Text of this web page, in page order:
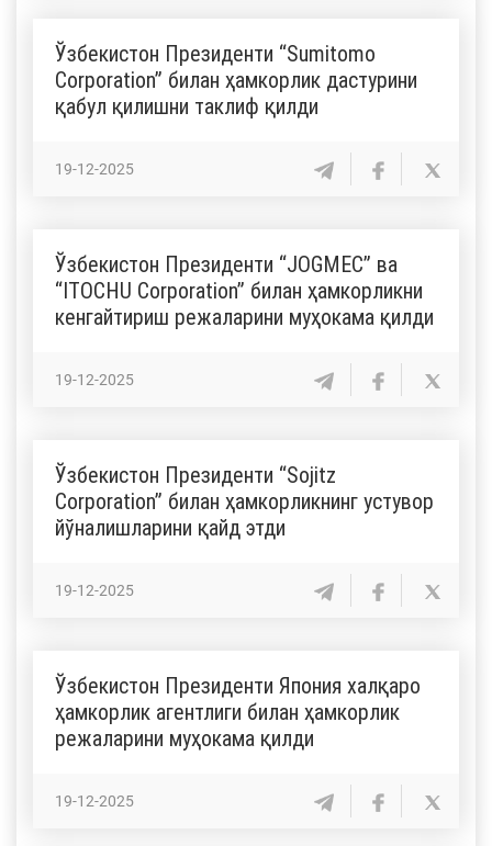
Ўзбекистон Президенти “Sumitomo
Corporation” билан ҳамкорлик дастурини
қабул қилишни таклиф қилди
19-12-2025
Ўзбекистон Президенти “JOGMEC” ва
“ITOCHU Corporation” билан ҳамкорликни
кенгайтириш режаларини муҳокама қилди
19-12-2025
Ўзбекистон Президенти “Sojitz
Corporation” билан ҳамкорликнинг устувор
йўналишларини қайд этди
19-12-2025
Ўзбекистон Президенти Япония халқаро
ҳамкорлик агентлиги билан ҳамкорлик
режаларини муҳокама қилди
19-12-2025